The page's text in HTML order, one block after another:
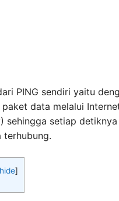
PING sendiri yaitu
data melalui
sehingga setiap
terhubung.
hide]